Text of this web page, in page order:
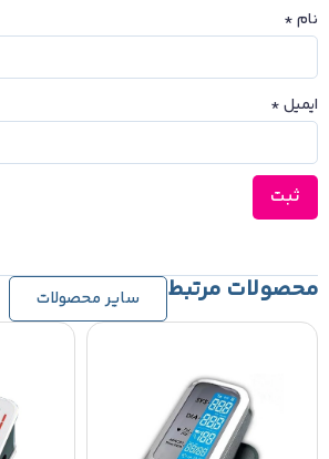
نام*
ایمیل*
محصولات مرتبط سایر محصولات